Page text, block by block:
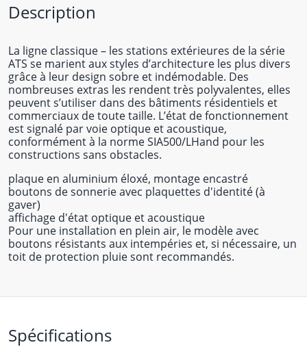
Description
La ligne classique – les stations extérieures de la série
ATS se marient aux styles d’architecture les plus divers
grâce à leur design sobre et indémodable. Des
nombreuses extras les rendent très polyvalentes, elles
peuvent s’utiliser dans des bâtiments résidentiels et
commerciaux de toute taille. L’état de fonctionnement
est signalé par voie optique et acoustique,
conformément à la norme SIA500/LHand pour les
constructions sans obstacles.
plaque en aluminium éloxé, montage encastré
boutons de sonnerie avec plaquettes d'identité (à
gaver)
affichage d'état optique et acoustique
Pour une installation en plein air, le modèle avec
boutons résistants aux intempéries et, si nécessaire, un
toit de protection pluie sont recommandés.
Spécifications